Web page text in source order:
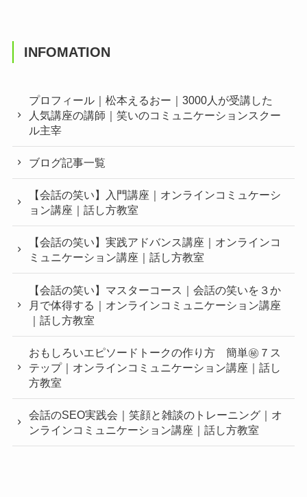
INFOMATION
プロフィール｜松本えるおー｜3000人が受講した
人気講座の講師｜笑いのコミュニケーションスクー
ル主宰
ブログ記事一覧
【会話の笑い】入門講座｜オンラインコミュケーシ
ョン講座｜話し方教室
【会話の笑い】実践アドバンス講座｜オンラインコ
ミュニケーション講座｜話し方教室
【会話の笑い】マスターコース｜会話の笑いを３か
月で体得する｜オンラインコミュニケーション講座
｜話し方教室
おもしろいエピソードトークの作り方 簡単㊙︎７ス
テップ｜オンラインコミュニケーション講座｜話し
方教室
会話のSEO実践会｜笑顔と雑談のトレーニング｜オ
ンラインコミュニケーション講座｜話し方教室